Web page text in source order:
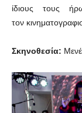
ίδιους τους
τον
Σκηνοθεσία: